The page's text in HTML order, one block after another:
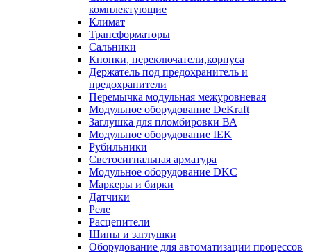
комплектующие
Климат
Трансформаторы
Сальники
Кнопки, переключатели,корпуса
Держатель под предохранитель и
предохранители
Перемычка модульная межуровневая
Модульное оборудование DeKraft
Заглушка для пломбировки ВА
Модульное оборудование IEK
Рубильники
Светосигнальная арматура
Модульное оборудование DKC
Маркеры и бирки
Датчики
Реле
Расцепители
Шины и заглушки
Оборудование для автоматизации процессов